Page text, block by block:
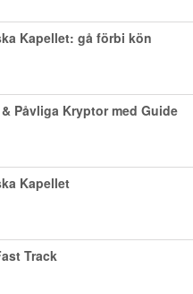
Kapellet: gå förbi kön
Påvliga Kryptor med Guide
Kapellet
Track